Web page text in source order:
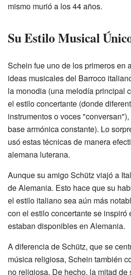
mismo murió a los 44 años.
Su Estilo Musical
Schein fue uno de los primeros en
ideas musicales del Barroco
la monodia (una melodía principal
el estilo concertante (donde
instrumentos o voces "conversan"),
base armónica constante). Lo
usó estas técnicas de manera
alemana luterana.
Aunque su amigo Schütz viajó a
de Alemania. Esto hace que su
el estilo italiano sea aún más
con el estilo concertante se inspiró
estaban disponibles en Alemania.
A diferencia de Schütz, que se
música religiosa, Schein también
no religiosa. De hecho, la mitad de